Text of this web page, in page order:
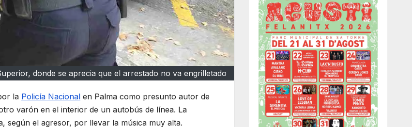
donde se aprecia que el arrestado no va engrilletado
la Policía Nacional en Palma como presunto autor de
varón en el interior de un autobús de línea. La
según el agresor, por llevar la música muy alta.